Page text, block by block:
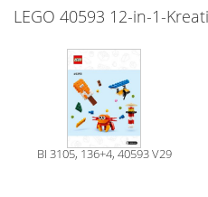
LEGO 40593 12-in-1-
BI 3105, 136+4, 40593 V29